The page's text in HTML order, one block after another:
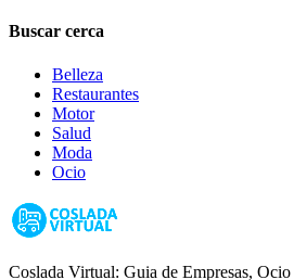
Buscar cerca
Belleza
Restaurantes
Motor
Salud
Moda
Ocio
Coslada Virtual: Guia de Empresas,